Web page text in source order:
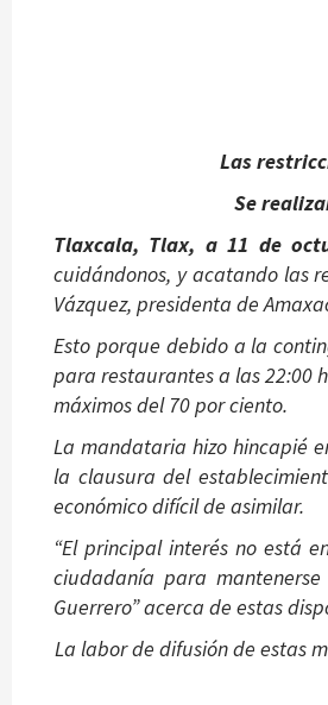
Las
Se
Tlaxcala, Tlax, a 11 de
cuidándonos, y acatando las
Vázquez, presidenta de
Esto porque debido a la
para restaurantes a las 22:00
máximos del 70 por ciento.
La mandataria hizo hincapié
la clausura del
económico difícil de asimilar.
“El principal interés no está
ciudadanía para
Guerrero” acerca de estas
La labor de difusión de estas